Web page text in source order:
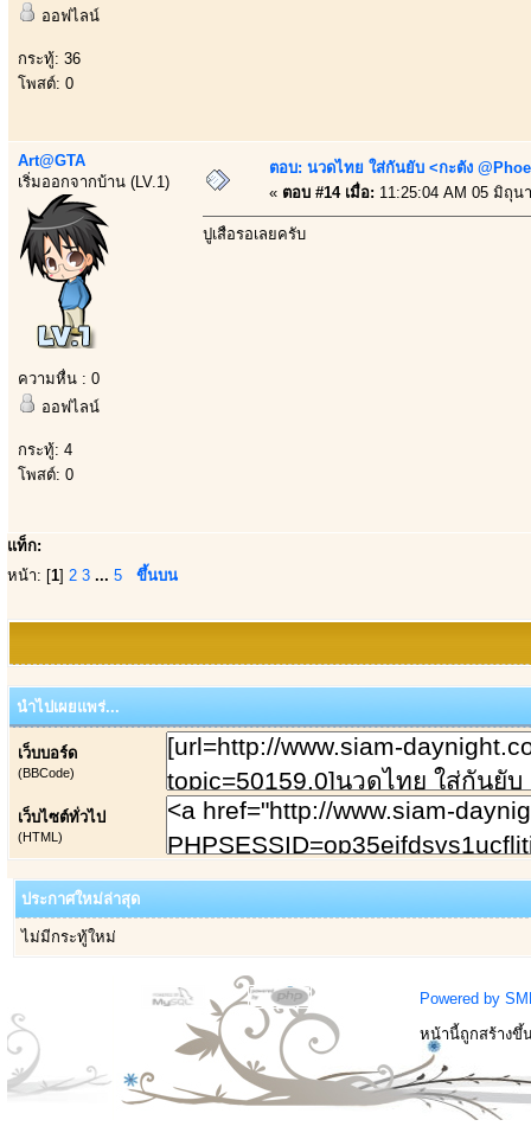
ออฟไลน์
กระทู้: 36
โพสต์: 0
Art@GTA
เริ่มออกจากบ้าน (LV.1)
ความหื่น : 0
ออฟไลน์
กระทู้: 4
โพสต์: 0
ตอบ: นวดไทย ใส่กันยับ <กะตัง
« ตอบ #14 เมื่อ: 11:25:04 AM 05 มิถุน
ปูเสื่อรอเลยครับ
แท็ก:
หน้า: [1] 2 3 ... 5 ขึ้นบน
นำไปเผยแพร่...
เว็บบอร์ด
(BBCode)
เว็บไซต์ทั่วไป
(HTML)
ประกาศใหม่ล่าสุด
ไม่มีกระทู้ใหม่
Powered by
หน้านี้ถูกสร้างขึ้